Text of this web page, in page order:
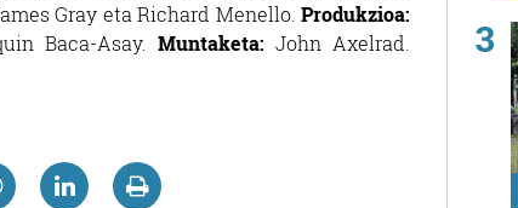
Gray eta Richard Menello.Produkzioa:
Baca-Asay. Muntaketa: John Axelrad.
3